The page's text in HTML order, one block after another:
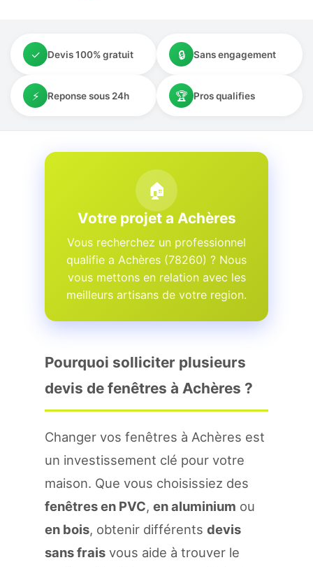
✓ Devis 100% gratuit 🔒 Sans engagement
⚡ Reponse sous 24h 🏆 Pros qualifies
🏠
Votre projet a Achères
Vous recherchez un professionnel
qualifie a Achères (78260) ? Nous
vous mettons en relation avec les
meilleurs artisans de votre region.
Pourquoi solliciter plusieurs
devis de fenêtres à Achères ?
Changer vos fenêtres à Achères est
un investissement clé pour votre
maison. Que vous choisissiez des
fenêtres en PVC, en aluminium ou
en bois, obtenir différents devis
sans frais vous aide à trouver le